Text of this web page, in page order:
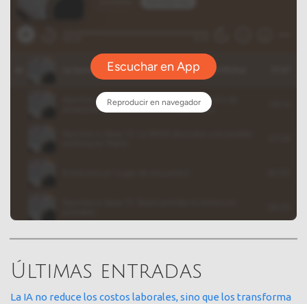
Últimas entradas
La IA no reduce los costos laborales, sino que los transforma